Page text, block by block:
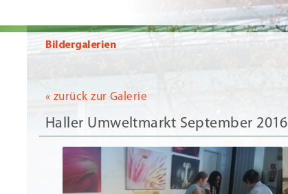
Bildergalerien
« zurück zur Galerie
Haller Umweltmarkt September 2016